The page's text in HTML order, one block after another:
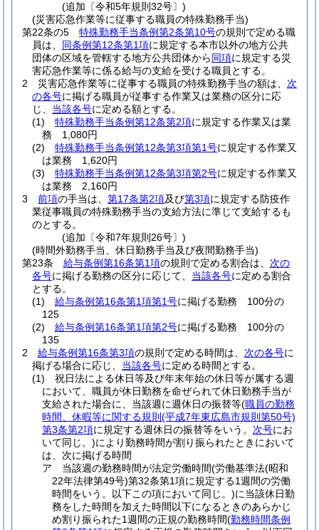
(追加〔令和5年規則32号〕)
(災害応急作業等に従事する職員の特殊勤務手当)
第22条の5
特殊勤務手当条例第2条第10号の規則で定める職
員は、 同条例第12条第1項に規定する本市以外の地方公共
団体の区域を管轄する地方公共団体から同項に規定する災
害応急作業等に係る給与の支給を受ける職員とする。
2
災害応急作業等に従事する職員の特殊勤務手当の額は、 次
の各号に掲げる職員が従事する作業又は業務の区分に応
じ、 当該各号に定める額とする。
(1)
特殊勤務手当条例第12条第2項に規定する作業又は業
務 1,080円
(2)
特殊勤務手当条例第12条第3項第1号に規定する作業又
は業務 1,620円
(3)
特殊勤務手当条例第12条第3項第2号に規定する作業又
は業務 2,160円
3
前項の手当は、 第17条第2項及び第3項に規定する防疫作
業従事職員の特殊勤務手当の支給方法に準じて支給するも
のとする。
(追加〔令和7年規則26号〕)
(時間外勤務手当、休日勤務手当及び夜間勤務手当)
第23条
給与条例第16条第1項の規則で定める割合は、 次の
各号に掲げる勤務の区分に応じて、 当該各号に定める割合
とする。
(1)
給与条例第16条第1項第1号に掲げる勤務 100分の
125
(2)
給与条例第16条第1項第2号に掲げる勤務 100分の
135
2
給与条例第16条第3項の規則で定める時間は、 次の各号に
掲げる場合に応じ、 当該各号に定める時間とする。
(1)
祝日法による休日等及び年末年始の休日等が属する週
において、職員が休日勤務を命ぜられて休日勤務手当が
支給された場合に、当該週に週休日の振替等(職員の勤務
時間、休暇等に関する規則 (平成7年東広島市規則第50号)
第3条第2項に規定する週休日の振替等をいう。 次号にお
いて同じ。)により勤務時間が割り振られたときにおいて
は、次に掲げる時間
ア
当該週の勤務時間が法定労働時間(労働基準法(昭和
22年法律第49号)第32条第1項に規定する1週間の労働
時間をいう。以下この項において同じ。)に当該休日勤
務をした時間を加えた時間以下になるときのあらかじ
め割り振られた1週間の正規の勤務時間(勤務時間条例